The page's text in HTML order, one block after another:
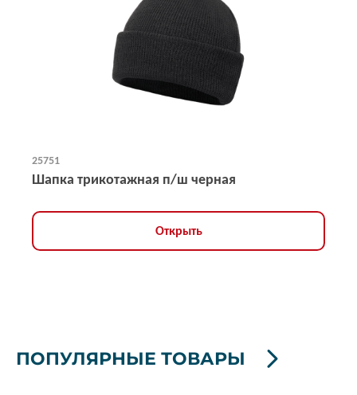
25751
Шапка трикотажная п/ш черная
Открыть
ПОПУЛЯРНЫЕ ТОВАРЫ